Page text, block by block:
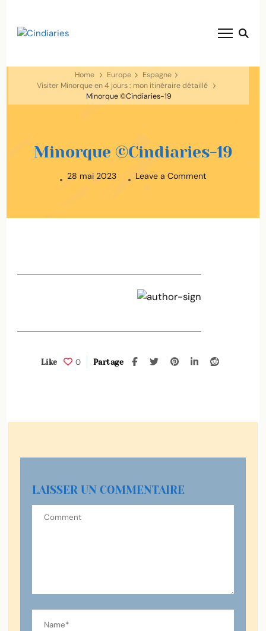
Home Europe
Espagne
Visiter Minorque en 4 jours : mon itinéraire détaillé
Minorque ©Cindiaries-19
Minorque ©Cindiaries-19
28 mai 2023 Leave a Commenton
0
Like Partage
LAISSER UN COMMENTAIRE